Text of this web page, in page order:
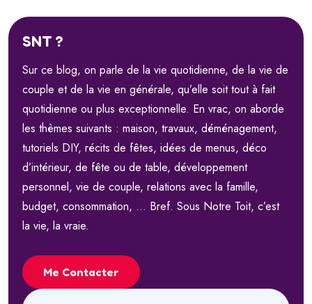
SNT ?
Sur ce blog, on parle de la vie quotidienne, de la vie de
couple et de la vie en générale, qu’elle soit tout à fait
quotidienne ou plus exceptionnelle. En vrac, on aborde
les thèmes suivants : maison, travaux, déménagement,
tutoriels DIY, récits de fêtes, idées de menus, déco
d’intérieur, de fête ou de table, développement
personnel, vie de couple, relations avec la famille,
budget, consommation, … Bref. Sous Notre Toit, c’est
la vie, la vraie.
Me Contacter